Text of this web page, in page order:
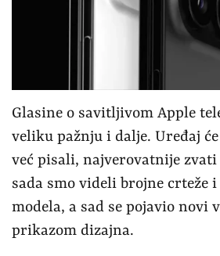
Glasine o savitljivom Apple
veliku pažnju i dalje. Uređaj
već pisali, najverovatnije zvati
sada smo videli brojne crteže i
modela, a sad se pojavio novi
prikazom dizajna.